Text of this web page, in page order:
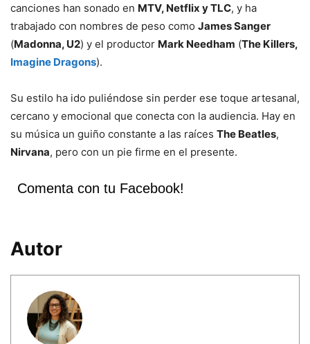
canciones han sonado en MTV, Netflix y TLC, y ha
trabajado con nombres de peso como James Sanger
(Madonna, U2) y el productor Mark Needham (The Killers,
Imagine Dragons).
Su estilo ha ido puliéndose sin perder ese toque artesanal,
cercano y emocional que conecta con la audiencia. Hay en
su música un guiño constante a las raíces The Beatles,
Nirvana, pero con un pie firme en el presente.
Comenta con tu Facebook!
Autor